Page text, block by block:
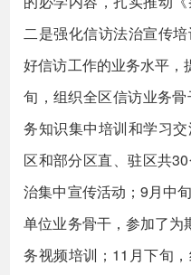
二是强化信访法治宣传
好信访工作的业务水平
旬，组织全区信访业务
务知识集中培训和学习
区和部分区直、驻区共
治集中宣传活动；9月中
单位业务骨干，参加了
务视频培训；11月下旬